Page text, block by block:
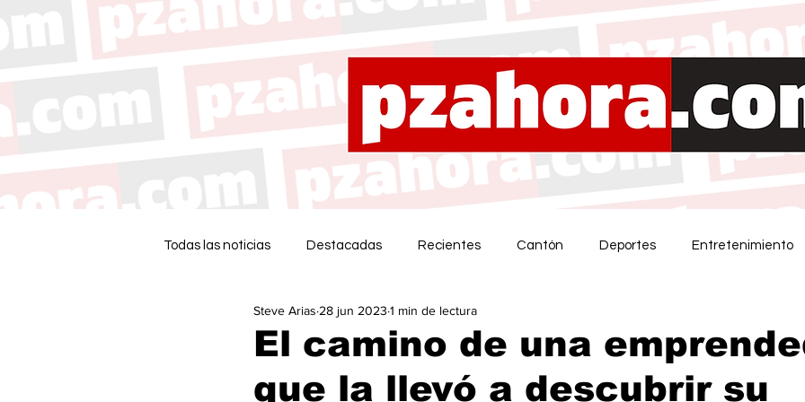
Todas las noticias Destacadas Recientes Cantón Deportes Entretenimiento
El camino de una
que la llevó a descubrir su
Steve Arias 28 jun 2023 1 min de lectura